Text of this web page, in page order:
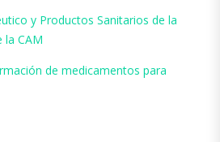
y Productos Sanitarios de la
la CAM
de medicamentos para